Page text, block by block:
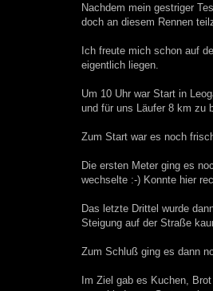
Nachdem mein gestriger
doch an diesem Rennen
Ich freute mich schon auf
eigentlich liegen.
Um 10 Uhr war Start in
und für uns Läufer 8 km zu
Zum Start war es noch
Die ersten Meter ging es
wechselte :-) Konnte hier
Das letzte Drittel wurde
Steigung auf der Straße
Zum Schluß ging es dann
Im Ziel gab es Kuchen,